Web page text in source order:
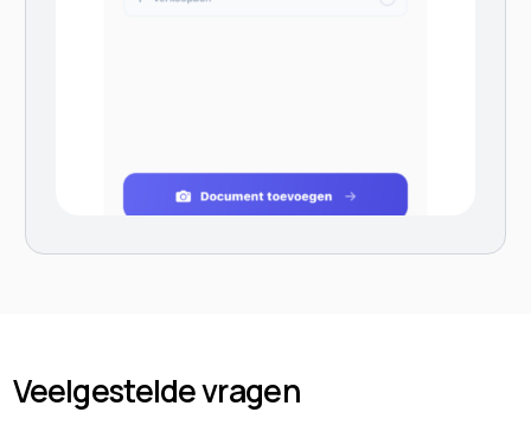
Veelgestelde vragen